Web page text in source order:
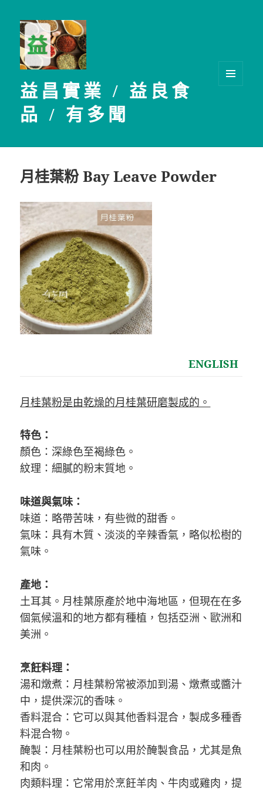
益昌實業 / 益良食
品 / 有多聞
月桂葉粉 Bay Leave Powder
ENGLISH
月桂葉粉是由乾燥的月桂葉研磨製成的。
特色：
顏色：深綠色至褐綠色。
紋理：細膩的粉末質地。
味道與氣味：
味道：略帶苦味，有些微的甜香。
氣味：具有木質、淡淡的辛辣香氣，略似松樹的
氣味。
產地：
土耳其。月桂葉原產於地中海地區，但現在在多
個氣候溫和的地方都有種植，包括亞洲、歐洲和
美洲。
烹飪料理：
湯和燉煮：月桂葉粉常被添加到湯、燉煮或醬汁
中，提供深沉的香味。
香料混合：它可以與其他香料混合，製成多種香
料混合物。
醃製：月桂葉粉也可以用於醃製食品，尤其是魚
和肉。
肉類料理：它常用於烹飪羊肉、牛肉或雞肉，提